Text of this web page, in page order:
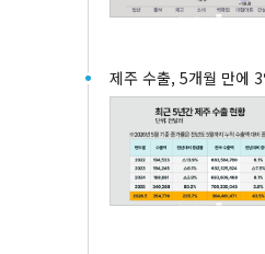
제주 수출, 5개월 만에